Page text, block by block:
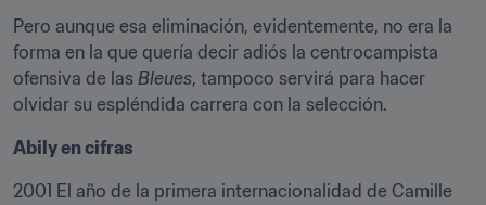
Pero aunque esa eliminación, evidentemente, no era la
forma en la que quería decir adiós la centrocampista
ofensiva de las Bleues, tampoco servirá para hacer
olvidar su espléndida carrera con la selección.
Abily en cifras
2001 El año de la primera internacionalidad de Camille